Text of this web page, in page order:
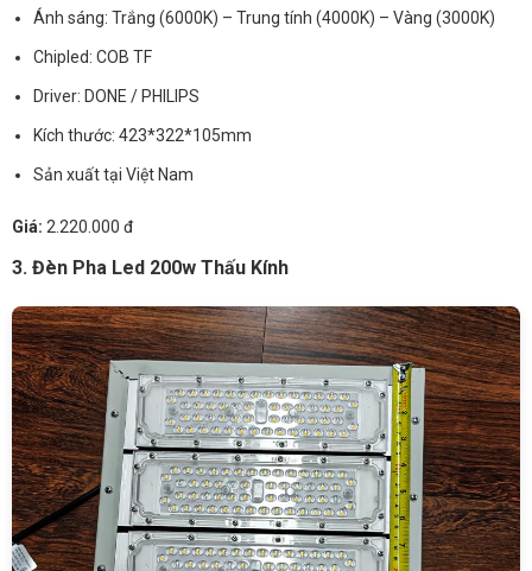
Ánh sáng: Trắng (6000K) – Trung tính (4000K) – Vàng (3000K)
Chipled: COB TF
Driver: DONE / PHILIPS
Kích thước: 423*322*105mm
Sản xuất tại Việt Nam
Giá: 2.220.000 đ
3. Đèn Pha Led 200w Thấu Kính